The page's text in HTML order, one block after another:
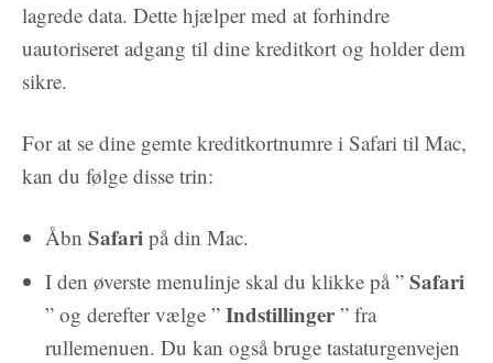
lagrede data. Dette hjælper med at forhindre
uautoriseret adgang til dine kreditkort og holder dem
sikre.
For at se dine gemte kreditkortnumre i Safari til Mac,
kan du følge disse trin:
Åbn Safari på din Mac.
I den øverste menulinje skal du klikke på ” Safari
” og derefter vælge ” Indstillinger” fra
rullemenuen. Du kan også bruge tastaturgenvejen